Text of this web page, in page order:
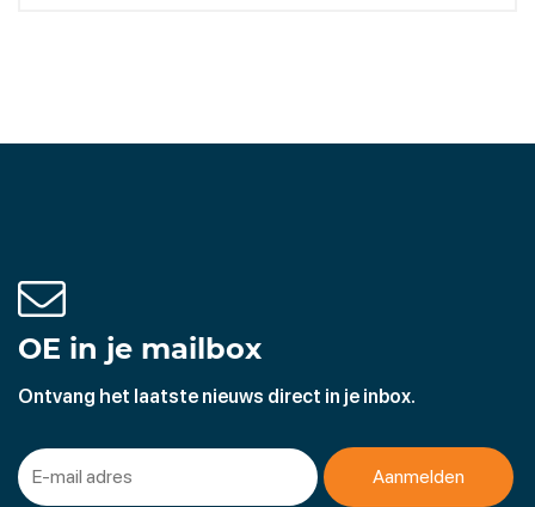
OE in je mailbox
Ontvang het laatste nieuws direct in je inbox.